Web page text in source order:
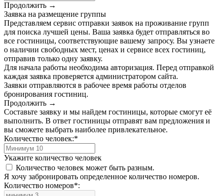
Продолжить →
Заявка на размещение группы
Представляем сервис отправки заявок на проживание групп
для поиска лучшей цены. Ваша заявка будет отправляться во
все гостиницы, соответствующие вашему запросу. Вы узнаете
о наличии свободных мест, ценах и сервисе всех гостиниц,
отправив только одну заявку.
Для начала работы необходима авторизация. Перед отправкой
каждая заявка проверяется администратором сайта.
Заявки отправляются в рабочее время работы отделов
бронирования гостиниц.
Продолжить →
Составьте заявку и мы найдем гостиницы, которые смогут её
выполнить. В ответ гостиницы отправят вам предложения и
вы сможете выбрать наиболее привлекательное.
Количество человек:*
Укажите количество человек
Количество человек может быть разным.
Я хочу забронировать определенное количество номеров.
Количество номеров*: